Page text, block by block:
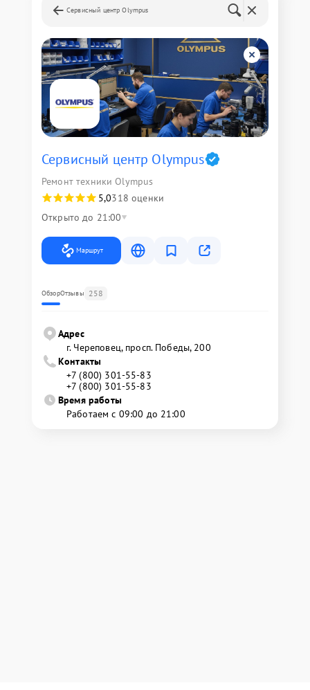
Сервисный центр Olympus
Сервисный центр Olympus
Ремонт техники Olympus
5,0318 оценки
Открыто до 21:00
Маршрут
ОбзорОтзывы 258
Адрес
г. Череповец, просп. Победы, 200
Контакты
+7 (800) 301-55-83
+7 (800) 301-55-83
Время работы
Работаем с 09:00 до 21:00